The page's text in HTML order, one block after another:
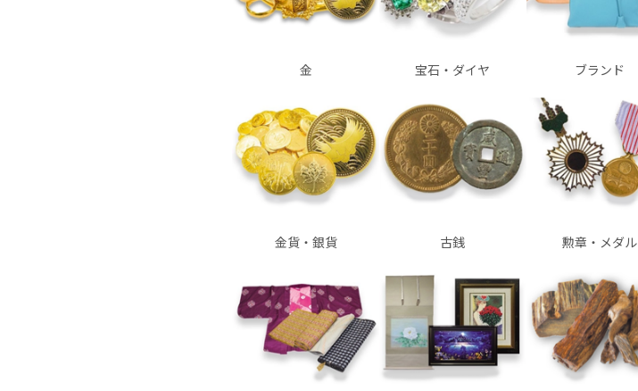
金 宝石・ダイヤ ブランド
金貨・銀貨 古銭 勲章・メダル